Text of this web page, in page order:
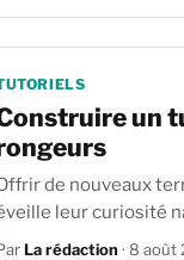
un
de nouveaux
La rédaction · 8 août